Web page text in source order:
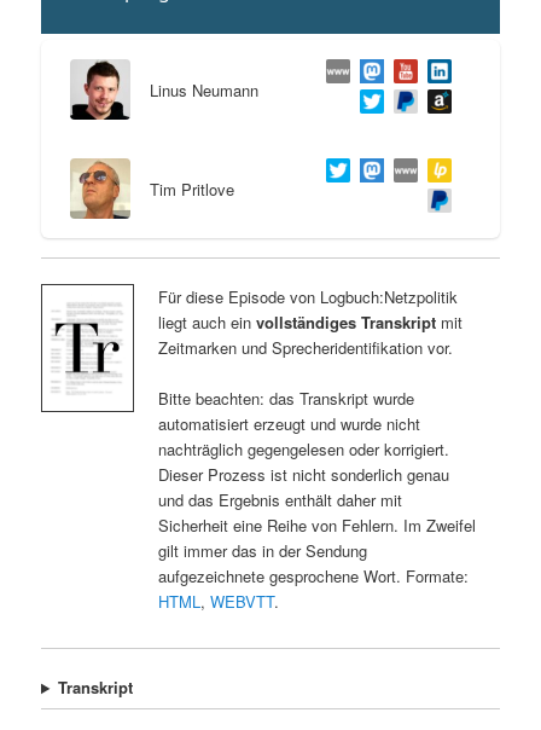
Linus Neumann
Tim Pritlove
Für diese Episode von Logbuch:Netzpolitik
liegt auch ein vollständiges Transkriptmit
Zeitmarken und Sprecheridentifikation vor.
Bitte beachten: das Transkript wurde
automatisiert erzeugt und wurde nicht
nachträglich gegengelesen oder korrigiert.
Dieser Prozess ist nicht sonderlich genau
und das Ergebnis enthält daher mit
Sicherheit eine Reihe von Fehlern. Im Zweifel
gilt immer das in der Sendung
aufgezeichnete gesprochene Wort. Formate:
HTML, WEBVTT.
Transkript